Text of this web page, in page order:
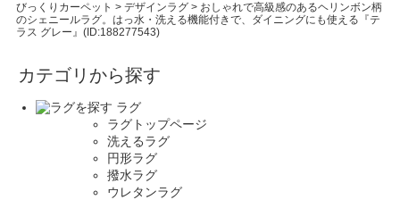
びっくりカーペット > デザインラグ> おしゃれで高級感のあるヘリンボン柄
のシェニールラグ。はっ水・洗える機能付きで、ダイニングにも使える『テ
ラス グレー』(ID:188277543)
カテゴリから探す
ラグ
ラグトップページ
洗えるラグ
円形ラグ
撥水ラグ
ウレタンラグ